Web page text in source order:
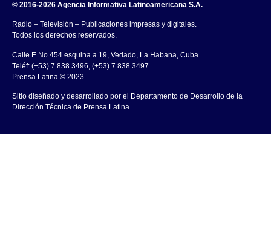
© 2016-2026 Agencia Informativa Latinoamericana S.A.
Radio – Televisión – Publicaciones impresas y digitales.
Todos los derechos reservados.
Calle E No.454 esquina a 19, Vedado, La Habana, Cuba.
Teléf: (+53) 7 838 3496, (+53) 7 838 3497
Prensa Latina © 2023 .
Sitio diseñado y desarrollado por el Departamento de Desarrollo de la
Dirección Técnica de Prensa Latina.